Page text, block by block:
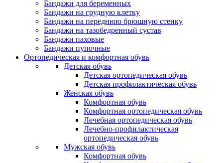
Бандажи для беременных
Бандажи на грудную клетку
Бандажи на переднюю брюшную стенку
Бандажи на тазобедренный сустав
Бандажи паховые
Бандажи пупочные
Ортопедическая и комфортная обувь
Детская обувь
Детская ортопедическая обувь
Детская профилактическая обувь
Женская обувь
Комфортная обувь
Комфортная ортопедическая обувь
Лечебная ортопедическая обувь
Лечебно-профилактическая
ортопедическая обувь
Мужская обувь
Комфортная обувь